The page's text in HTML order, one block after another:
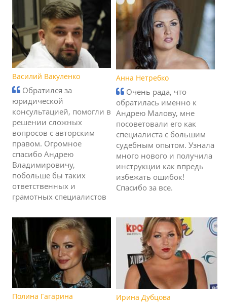
Василий Вакуленко
Обратился за
юридической
консультацией, помогли в
решении сложных
вопросов с авторским
правом. Огромное
спасибо Андрею
Владимировичу,
побольше бы таких
ответственных и
грамотных специалистов
Анна Нетребко
Очень рада, что
обратилась именно к
Андрею Малову, мне
посоветовали его как
специалиста с большим
судебным опытом. Узнала
много нового и получила
инструкции как впредь
избежать ошибок!
Спасибо за все.
Полина Гагарина Ирина Дубцова